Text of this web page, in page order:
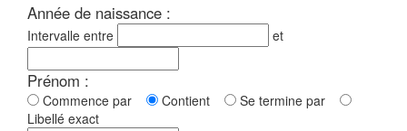
Année de naissance :
Intervalle entre et
Prénom :
Commence par Contient
Se termine par
Libellé exact